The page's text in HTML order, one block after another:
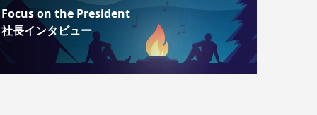
Focus on the President
社長インタビュー